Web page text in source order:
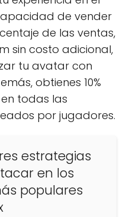
de vender
de las ventas,
sin costo adicional,
tu avatar con
obtienes 10%
todas las
por jugadores.
estrategias
en los
populares